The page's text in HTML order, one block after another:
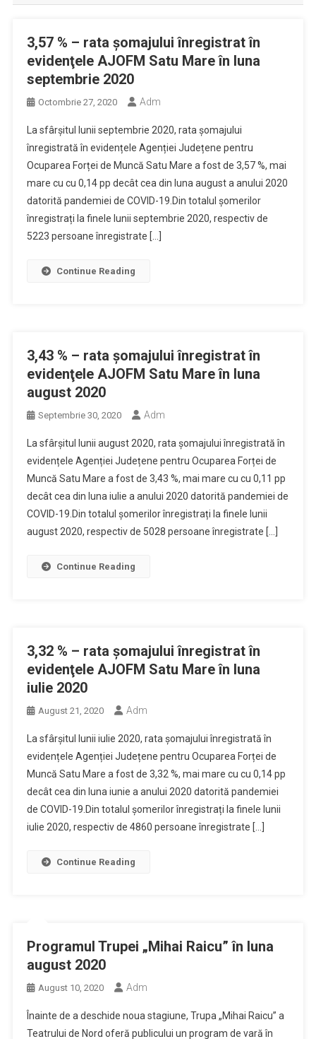
3,57 % – rata şomajului înregistrat în
evidenţele AJOFM Satu Mare în luna
septembrie 2020
Octombrie 27, 2020 Adm
La sfârșitul lunii septembrie 2020, rata șomajului
înregistrată în evidențele Agenției Județene pentru
Ocuparea Forței de Muncă Satu Mare a fost de 3,57 %, mai
mare cu cu 0,14 pp decât cea din luna august a anului 2020
datorită pandemiei de COVID-19.Din totalul șomerilor
înregistrați la finele lunii septembrie 2020, respectiv de
5223 persoane înregistrate […]
Continue Reading
3,43 % – rata şomajului înregistrat în
evidenţele AJOFM Satu Mare în luna
august 2020
Septembrie 30, 2020 Adm
La sfârșitul lunii august 2020, rata șomajului înregistrată în
evidențele Agenției Județene pentru Ocuparea Forței de
Muncă Satu Mare a fost de 3,43 %, mai mare cu cu 0,11 pp
decât cea din luna iulie a anului 2020 datorită pandemiei de
COVID-19.Din totalul șomerilor înregistrați la finele lunii
august 2020, respectiv de 5028 persoane înregistrate […]
Continue Reading
3,32 % – rata şomajului înregistrat în
evidenţele AJOFM Satu Mare în luna
iulie 2020
August 21, 2020 Adm
La sfârșitul lunii iulie 2020, rata șomajului înregistrată în
evidențele Agenției Județene pentru Ocuparea Forței de
Muncă Satu Mare a fost de 3,32 %, mai mare cu cu 0,14 pp
decât cea din luna iunie a anului 2020 datorită pandemiei
de COVID-19.Din totalul șomerilor înregistrați la finele lunii
iulie 2020, respectiv de 4860 persoane înregistrate […]
Continue Reading
Programul Trupei „Mihai Raicu” în luna
august 2020
August 10, 2020 Adm
Înainte de a deschide noua stagiune, Trupa „Mihai Raicu” a
Teatrului de Nord oferă publicului un program de vară în